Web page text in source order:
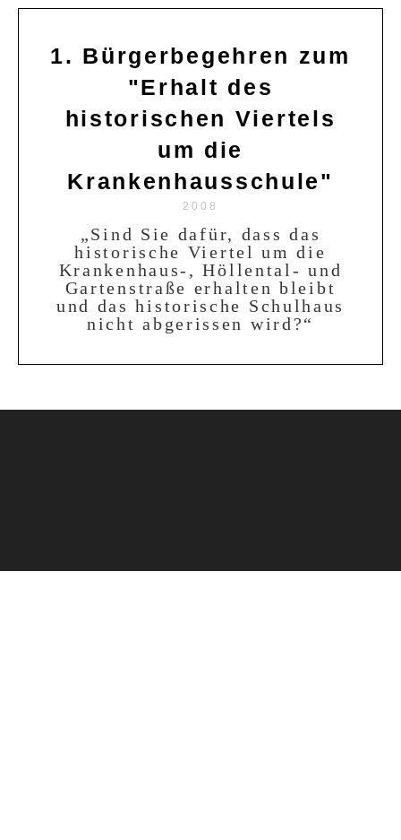
1. Bürgerbegehren zum
"Erhalt des
historischen Viertels
um die
Krankenhausschule"
2008
„Sind Sie dafür, dass das
historische Viertel um die
Krankenhaus-, Höllental- und
Gartenstraße erhalten bleibt
und das historische Schulhaus
nicht abgerissen wird?“